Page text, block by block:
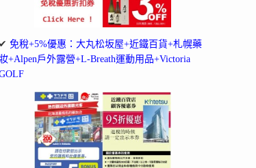
✔ 免稅+5%優惠：大丸松坂屋+近鐵百貨+札幌藥
+Alpen戶外露營+L-Breath運動用品+Victoria